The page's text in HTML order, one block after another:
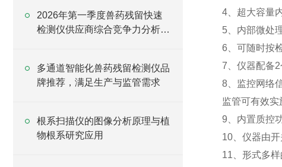
4、超大容量
5、内部微处
6、可随时按
7、仪器配备
8、监控网络
监管可有效实
9、内置质控
10、仪器由
11、形式多
2026年第一季度兽药残留快速
检测仪供应商综合竞争力分析报
多通道智能化兽药残留检测仪品
牌推荐，满足生产与监管需求
根系扫描仪的图像分析原理与植
物根系研究应用